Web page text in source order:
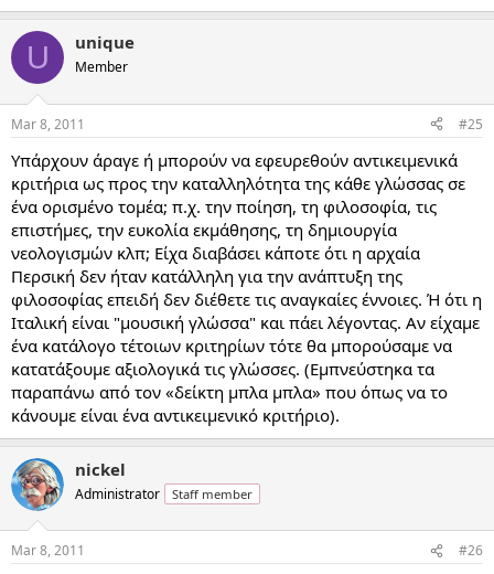
U unique
Member
Mar 8, 2011 #25
Υπάρχουν άραγε ή μπορούν να εφευρεθούν αντικειμενικά
κριτήρια ως προς την καταλληλότητα της κάθε γλώσσας σε
ένα ορισμένο τομέα; π.χ. την ποίηση, τη φιλοσοφία, τις
επιστήμες, την ευκολία εκμάθησης, τη δημιουργία
νεολογισμών κλπ; Είχα διαβάσει κάποτε ότι η αρχαία
Περσική δεν ήταν κατάλληλη για την ανάπτυξη της
φιλοσοφίας επειδή δεν διέθετε τις αναγκαίες έννοιες. Ή ότι η
Ιταλική είναι "μουσική γλώσσα" και πάει λέγοντας. Αν είχαμε
ένα κατάλογο τέτοιων κριτηρίων τότε θα μπορούσαμε να
κατατάξουμε αξιολογικά τις γλώσσες. (Εμπνεύστηκα τα
παραπάνω από τον «δείκτη μπλα μπλα» που όπως να το
κάνουμε είναι ένα αντικειμενικό κριτήριο).
nickel
Administrator Staff member
Mar 8, 2011 #26